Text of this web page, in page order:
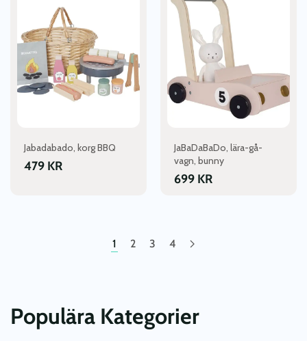
Jabadabado, korg BBQ
479 KR
JaBaDaBaDo, lära-gå-
vagn, bunny
699 KR
1 2 3 4
Populära Kategorier